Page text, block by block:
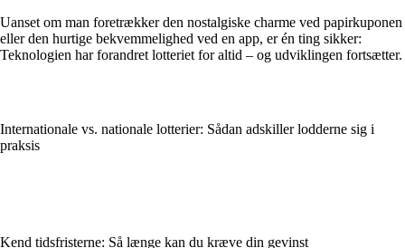
Uanset om man foretrækker den nostalgiske charme ved papirkuponen
eller den hurtige bekvemmelighed ved en app, er én ting sikker:
Teknologien har forandret lotteriet for altid – og udviklingen fortsætter.
Internationale vs. nationale lotterier: Sådan adskiller lodderne sig i
praksis
Kend tidsfristerne: Så længe kan du kræve din gevinst